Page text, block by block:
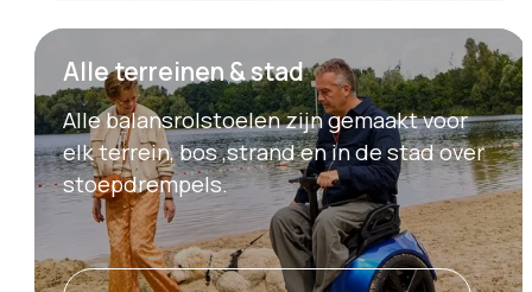
Alle terreinen & stad
Alle balansrolstoelen zijn gemaakt voor
elk terrein, bos ,strand en in de stad over
stoepdrempels.